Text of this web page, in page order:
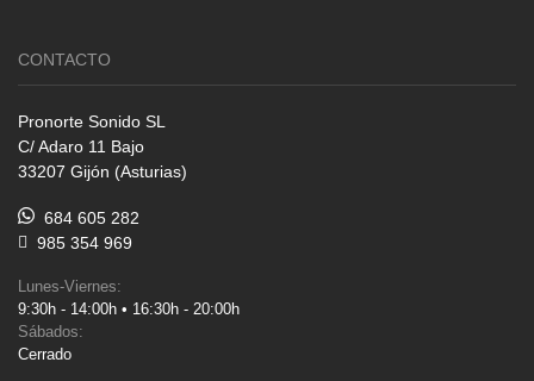
CONTACTO
Pronorte Sonido SL
C/ Adaro 11 Bajo
33207 Gijón (Asturias)
684 605 282
985 354 969
Lunes-Viernes:
9:30h - 14:00h • 16:30h - 20:00h
Sábados:
Cerrado